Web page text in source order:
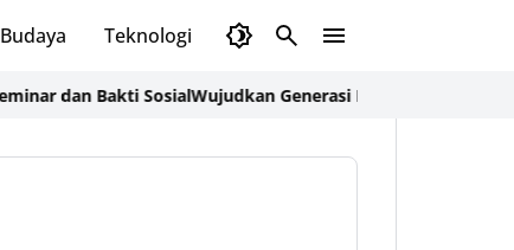
Budaya Teknologi Olahraga
Bakti SosialWujudkan Generasi Indonesia Emas 2045,